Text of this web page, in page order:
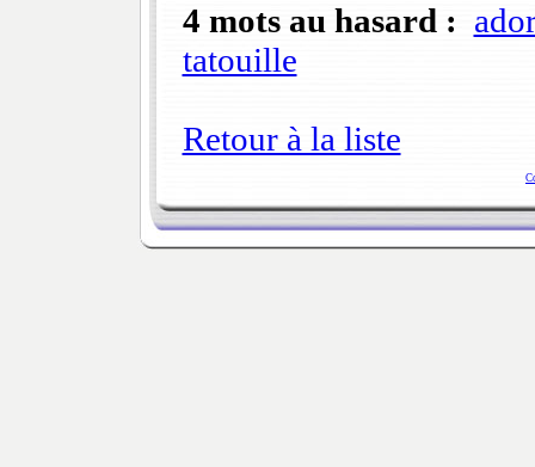
4 mots au hasard :
tatouille
Retour à la liste